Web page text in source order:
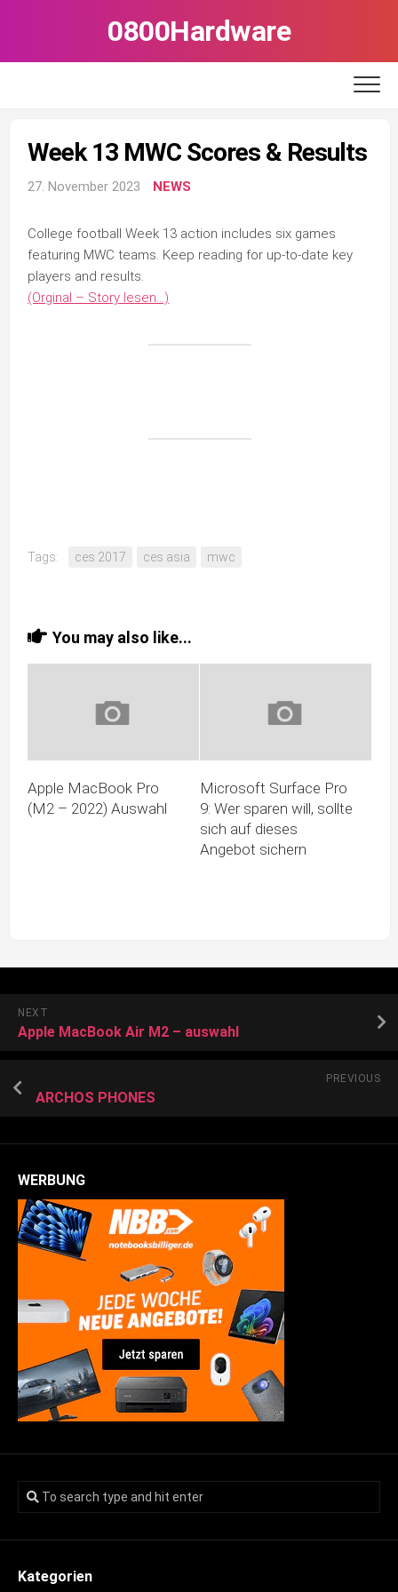
0800Hardware
Week 13 MWC Scores & Results
27. November 2023 NEWS
College football Week 13 action includes six games
featuring MWC teams. Keep reading for up-to-date key
players and results.
(Orginal – Story lesen…)
Tags: ces 2017 ces asia mwc
You may also like...
Apple MacBook Pro
(M2 – 2022) Auswahl
Microsoft Surface Pro
9: Wer sparen will, sollte
sich auf dieses
Angebot sichern
NEXT
Apple MacBook Air M2 – auswahl
PREVIOUS
ARCHOS PHONES
WERBUNG
Kategorien